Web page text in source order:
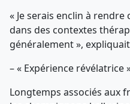
« Je serais enclin à
dans des contextes
généralement »,
– « Expérience révélatrice
Longtemps associés aux